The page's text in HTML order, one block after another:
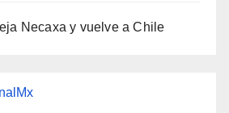
Necaxa y vuelve a Chile